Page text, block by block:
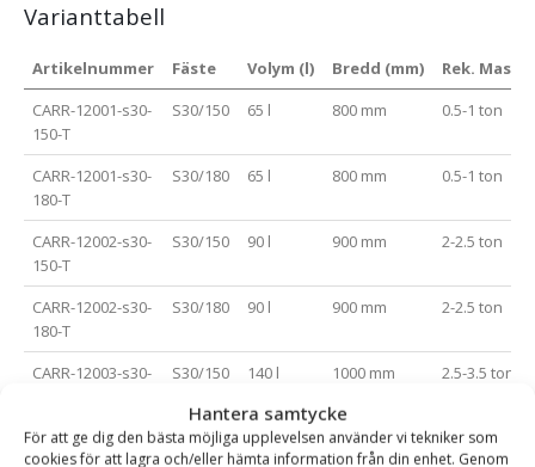
Hantera samtycke
För att ge dig den bästa möjliga upplevelsen använder vi tekniker som
cookies för att lagra och/eller hämta information från din enhet. Genom
Varianttabell
Artikelnummer Fäste Volym (l) Bredd (mm)
Rek.
CARR-12001-s30-
150-T
S30/150 65 l 800 mm 0.5-1 ton
CARR-12001-s30-
180-T
S30/180 65 l 800 mm 0.5-1 ton
CARR-12002-s30-
150-T
S30/150 90 l 900 mm 2-2.5 ton
CARR-12002-s30-
180-T
S30/180 90 l 900 mm 2-2.5 ton
CARR-12003-s30-
S30/150 140 l 1000 mm 2.5-3.5 ton
CARR-12003-s30-
180-T
S30/180 140 l 1000 mm 2.5-3.5 ton